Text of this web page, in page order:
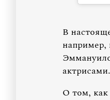
В
например,
актрисами.
О том, как